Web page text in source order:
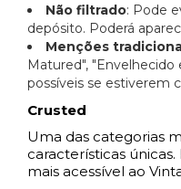
Não filtrado: Pode
depósito. Poderá
Menções
Matured", "Envelhecido
possíveis se estiverem
Crusted
Uma das categorias
características
mais acessível ao